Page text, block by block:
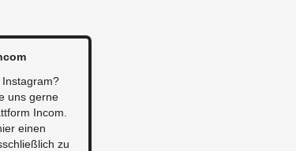
uns gerne
Incom.
einen
zu